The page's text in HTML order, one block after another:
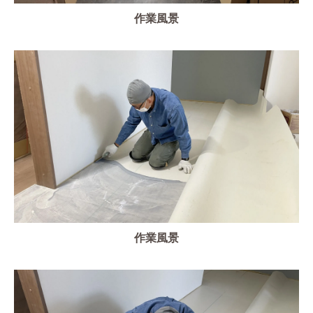
作業風景
作業風景